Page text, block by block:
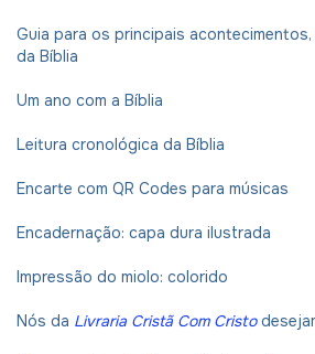
Guia para os principais
da Bíblia
Um ano com a Bíblia
Leitura cronológica da Bíblia
Encarte com QR Codes para músicas
Encadernação: capa dura ilustrada
Impressão do miolo: colorido
Nós da Livraria Cristã Com Cristo